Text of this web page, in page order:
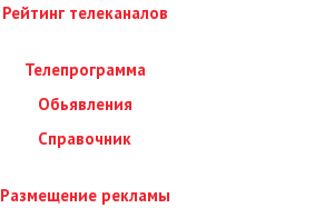
Рейтинг телеканалов
Телепрограмма
Обьявления
Справочник
Размещение рекламы